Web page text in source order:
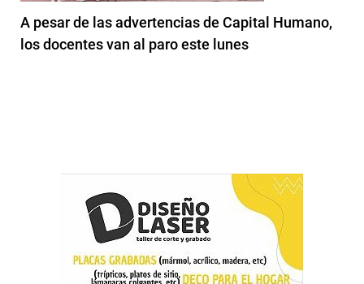
A pesar de las advertencias de Capital Humano,
los docentes van al paro este lunes